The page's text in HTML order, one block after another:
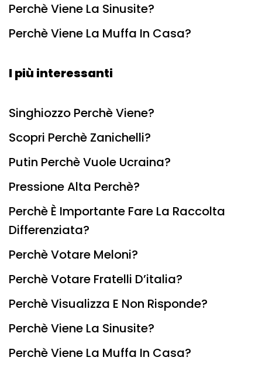
Perchè Viene La Sinusite?
Perchè Viene La Muffa In Casa?
I più interessanti
Singhiozzo Perchè Viene?
Scopri Perchè Zanichelli?
Putin Perchè Vuole Ucraina?
Pressione Alta Perchè?
Perchè È Importante Fare La Raccolta
Differenziata?
Perchè Votare Meloni?
Perchè Votare Fratelli D’italia?
Perchè Visualizza E Non Risponde?
Perchè Viene La Sinusite?
Perchè Viene La Muffa In Casa?